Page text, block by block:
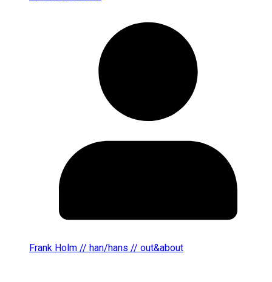
Frank Holm // han/hans // out&about